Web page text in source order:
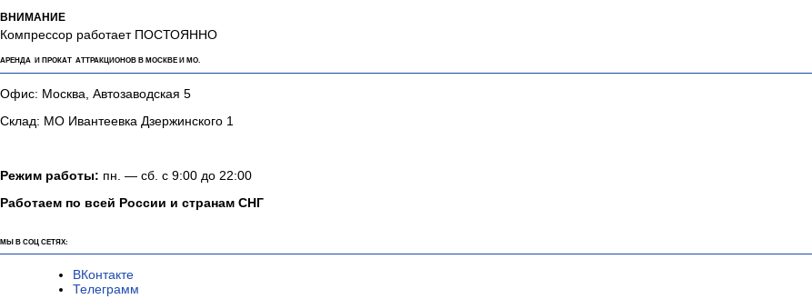
ВНИМАНИЕ
Компрессор работает ПОСТОЯННО
АРЕНДА И ПРОКАТ АТТРАКЦИОНОВ В МОСКВЕ И МО.
Офис: Москва, Автозаводская 5
Склад: МО Ивантеевка Дзержинского 1
Режим работы: пн. — сб. с 9:00 до 22:00
Работаем по всей России и странам СНГ
МЫ В СОЦ СЕТЯХ:
ВКонтакте
Телеграмм